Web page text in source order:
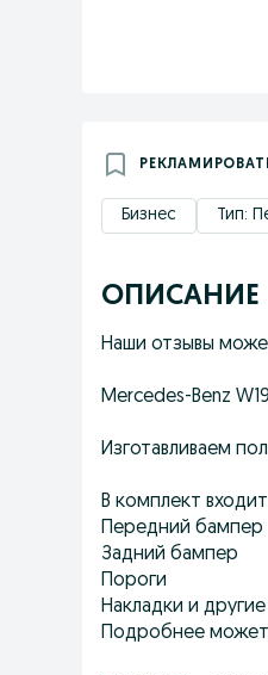
Бизнес Тип:
ОПИСАНИЕ
Наши отзывы
Mercedes-Benz
Изготавливаем
В комплект
Передний бампер
Задний бампер
Пороги
Накладки и
Подробнее